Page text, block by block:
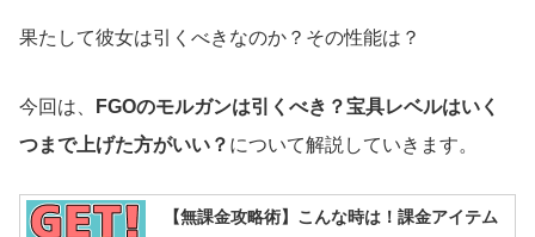
果たして彼女は引くべきなのか？その性能は？
今回は、
FGOのモルガンは引くべき？宝具レベルはいく
つまで上げた方がいい？ について解説していきます。
【無課金攻略術】こんな時は！課金アイテム